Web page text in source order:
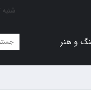
شنبه ۱۷ مرداد ۱۴۰۵
و هنر